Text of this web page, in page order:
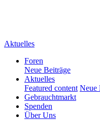
Aktuelles
Foren
Neue Beiträge
Aktuelles
Featured content Neue
Gebrauchtmarkt
Spenden
Über Uns